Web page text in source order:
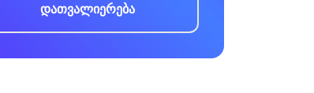
დათვალიერება